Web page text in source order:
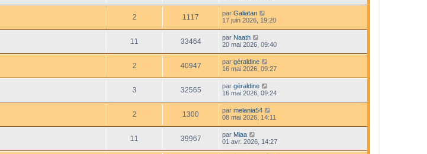
2 1117 par Galiatan
17 juin 2026, 19:20
11 33464 par Naath
20 mai 2026, 09:40
2 40947 par géraldine
16 mai 2026, 09:27
3 32565 par géraldine
16 mai 2026, 09:24
2 1300 par melania54
08 mai 2026, 14:11
11 39967 par Miaa
01 avr. 2026, 14:27